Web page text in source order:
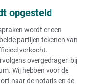
opgesteld
wordt er een
partijen tekenen van
verkocht.
overgedragen bij
Wij hebben voor de
naar de notaris en de